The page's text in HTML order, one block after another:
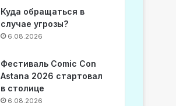
Куда обращаться в
случае угрозы?
6.08.2026
Фестиваль Comic Con
Astana 2026 стартовал
в столице
6.08.2026